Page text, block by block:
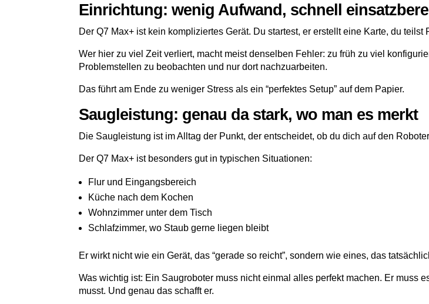
Einrichtung: wenig Aufwand, schnell
Der Q7 Max+ ist kein kompliziertes Gerät. Du startest, er erstellt eine Karte, du
Wer hier zu viel Zeit verliert, macht meist denselben Fehler: zu früh zu viel
Problemstellen zu beobachten und nur dort nachzuarbeiten.
Das führt am Ende zu weniger Stress als ein “perfektes Setup” auf dem Papier.
Saugleistung: genau da stark, wo man es merkt
Die Saugleistung ist im Alltag der Punkt, der entscheidet, ob du dich auf den
Der Q7 Max+ ist besonders gut in typischen Situationen:
Flur und Eingangsbereich
Küche nach dem Kochen
Wohnzimmer unter dem Tisch
Schlafzimmer, wo Staub gerne liegen bleibt
Er wirkt nicht wie ein Gerät, das “gerade so reicht”, sondern wie eines, das
Was wichtig ist: Ein Saugroboter muss nicht einmal alles perfekt machen. Er muss
musst. Und genau das schafft er.